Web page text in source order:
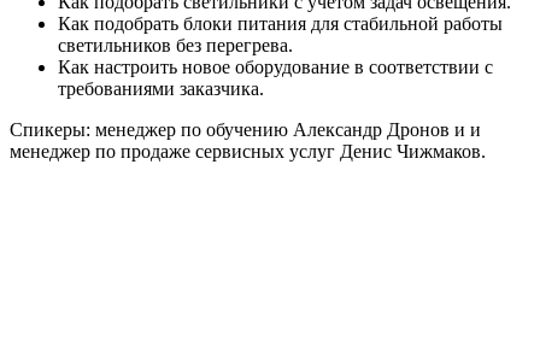
Как подобрать блоки питания для стабильной работы
светильников без перегрева.
Как настроить новое оборудование в соответствии с
требованиями заказчика.
Спикеры: менеджер по обучению Александр Дронов и и
менеджер по продаже сервисных услуг Денис Чижмаков.